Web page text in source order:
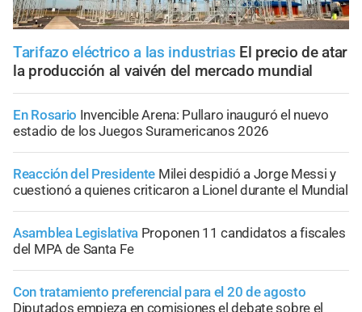
Tarifazo eléctrico a las industrias El precio de atar
la producción al vaivén del mercado mundial
En Rosario Invencible Arena: Pullaro inauguró el nuevo
estadio de los Juegos Suramericanos 2026
Reacción del Presidente Milei despidió a Jorge Messi y
cuestionó a quienes criticaron a Lionel durante el Mundial
Asamblea Legislativa Proponen 11 candidatos a fiscales
del MPA de Santa Fe
Con tratamiento preferencial para el 20 de agosto
Diputados empieza en comisiones el debate sobre el